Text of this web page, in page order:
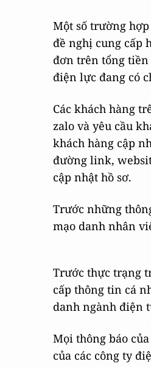
Một số trường
đề nghị cung cấp
đơn trên tổng tiền
điện lực đang có
Các khách hàng
zalo và yêu cầu
khách hàng cập
đường link,
cập nhật hồ sơ.
Trước những
mạo danh nhân
Trước thực trạng
cấp thông tin cá
danh ngành điện
Mọi thông báo
của các công ty